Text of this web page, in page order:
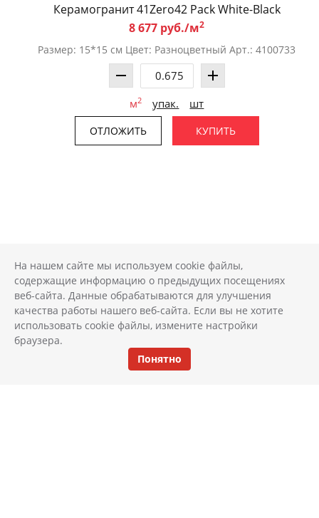
Керамогранит 41Zero42 Pack White-Black
8 677 руб./м2
Размер: 15*15 см Цвет: Разноцветный Арт.: 4100733
м2 упак. шт
ОТЛОЖИТЬ КУПИТЬ
На нашем сайте мы используем cookie файлы,
содержащие информацию о предыдущих посещениях
веб-сайта. Данные обрабатываются для улучшения
качества работы нашего веб-сайта. Если вы не хотите
использовать cookie файлы, измените настройки
браузера.
Понятно